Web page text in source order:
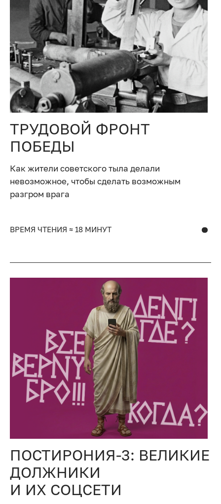
ТРУДОВОЙ ФРОНТ
ПОБЕДЫ
Как жители советского тыла делали
невозможное, чтобы сделать возможным
разгром врага
ВРЕМЯ ЧТЕНИЯ ≈ 18 МИНУТ
ПОСТИРОНИЯ-3: ВЕЛИКИЕ
ДОЛЖНИКИ
И ИХ СОЦСЕТИ